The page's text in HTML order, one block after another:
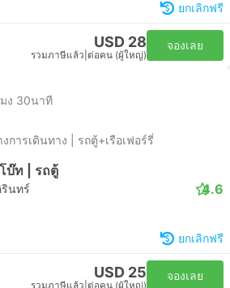
ยกเลิกฟรี
USD 28
รวมภาษีแล้ว ต่อคน (ผู้ใหญ่)
จองเลย
ง 30นาที
การเดินทาง | รถตู้+เรือเฟอร์รี่
บ๊ท | รถตู้
นทร์ 4.6
ยกเลิกฟรี
USD 25
รวมภาษีแล้ว ต่อคน (ผู้ใหญ่)
จองเลย